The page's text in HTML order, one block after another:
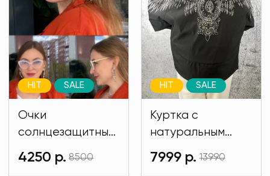
Очки
солнцезащитные
имиджевые
белого цвета
HIT SALE
4250 р. 8500
Куртка с
натуральным
мехом и на
подкладе кролик
HIT SALE
7999 р. 13990